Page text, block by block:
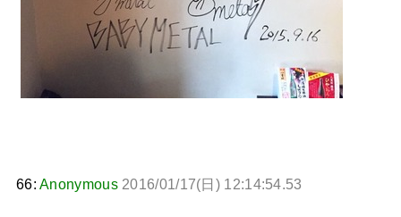
66:Anonymous 2016/01/17(日) 12:14:54.53